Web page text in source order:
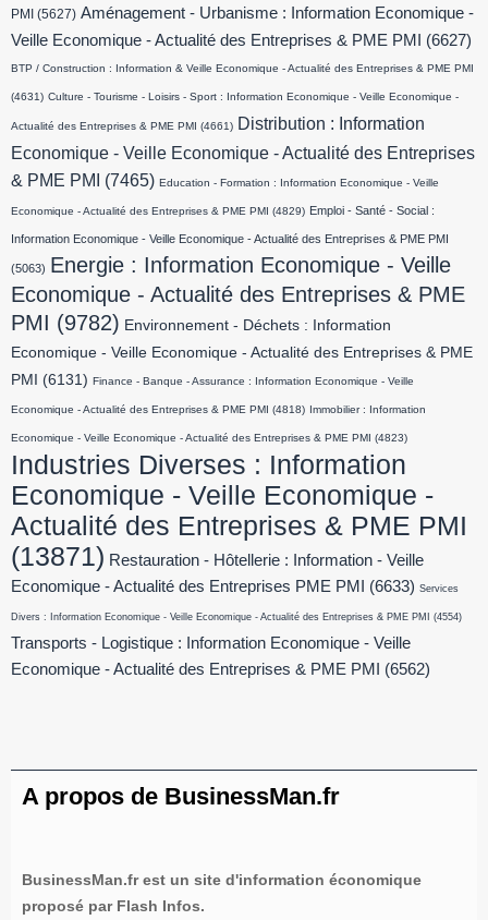
PMI (5627) Aménagement - Urbanisme : Information Economique -
Veille Economique - Actualité des Entreprises & PME PMI
(6627)
BTP / Construction : Information & Veille Economique - Actualité des Entreprises & PME PMI
(4631) Culture - Tourisme - Loisirs - Sport : Information Economique - Veille Economique -
Actualité des Entreprises & PME PMI (4661) Distribution : Information
Economique - Veille Economique - Actualité des Entreprises
& PME PMI
(7465) Education - Formation : Information Economique - Veille
Economique - Actualité des Entreprises & PME PMI (4829) Emploi - Santé - Social :
Information Economique - Veille Economique - Actualité des Entreprises & PME PMI
(5063) Energie : Information Economique - Veille
Economique - Actualité des Entreprises & PME
PMI (9782) Environnement - Déchets : Information
Economique - Veille Economique - Actualité des Entreprises & PME
PMI
(6131) Finance - Banque - Assurance : Information Economique - Veille
Economique - Actualité des Entreprises & PME PMI (4818) Immobilier : Information
Economique - Veille Economique - Actualité des Entreprises & PME PMI (4823)
Industries Diverses : Information
Economique - Veille Economique -
Actualité des Entreprises & PME PMI
(13871) Restauration - Hôtellerie : Information - Veille
Economique - Actualité des Entreprises PME PMI
(6633) Services
Divers : Information Economique - Veille Economique - Actualité des Entreprises & PME PMI (4554)
Transports - Logistique : Information Economique - Veille
Economique - Actualité des Entreprises & PME PMI
(6562)
A propos de BusinessMan.fr
BusinessMan.fr est un site d'information économique
proposé par Flash Infos.